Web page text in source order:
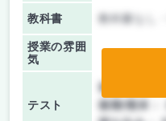
教科書 教科書なし
授業の雰囲
気
テスト
前期/中間：
後期/期末：